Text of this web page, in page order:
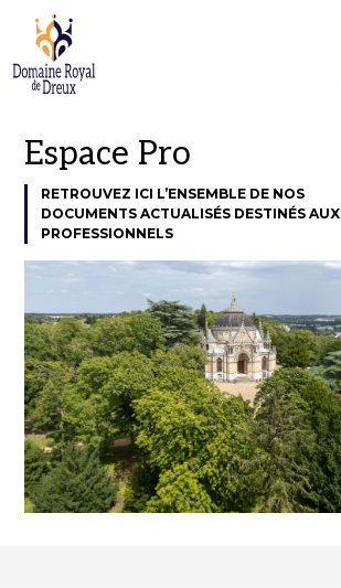
Espace Pro
RETROUVEZ ICI L’ENSEMBLE DE NOS
DOCUMENTS ACTUALISÉS DESTINÉS AUX
PROFESSIONNELS